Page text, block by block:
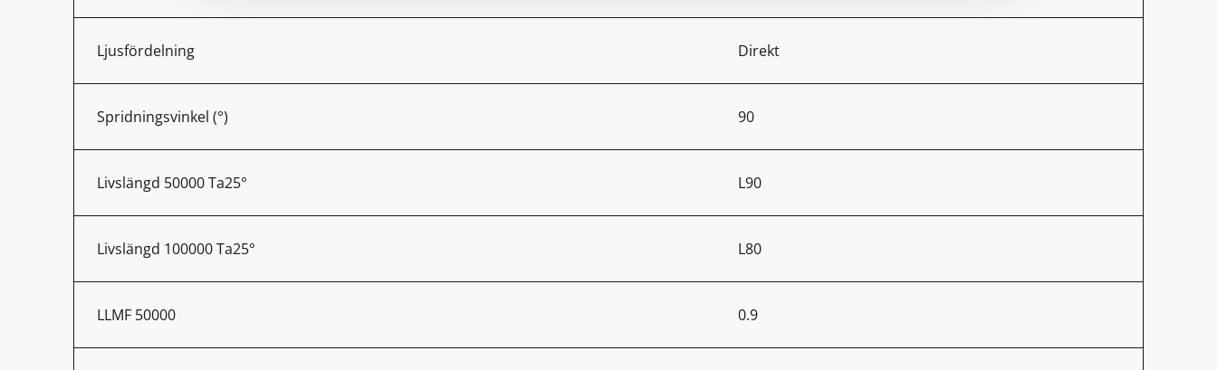
Ljusfördelning Direkt
Spridningsvinkel (°) 90
Livslängd 50000 Ta25° L90
Livslängd 100000 Ta25° L80
LLMF 50000 0.9